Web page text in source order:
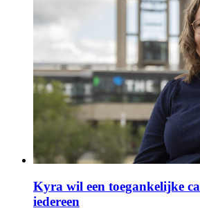
Kyra wil een toegankelijke
iedereen